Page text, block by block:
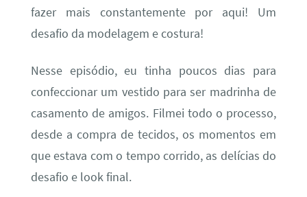
fazer mais constantemente por aqui! Um
desafio da modelagem e costura!
Nesse episódio, eu tinha poucos dias para
confeccionar um vestido para ser madrinha de
casamento de amigos. Filmei todo o processo,
desde a compra de tecidos, os momentos em
que estava com o tempo corrido, as delícias do
desafio e look final.